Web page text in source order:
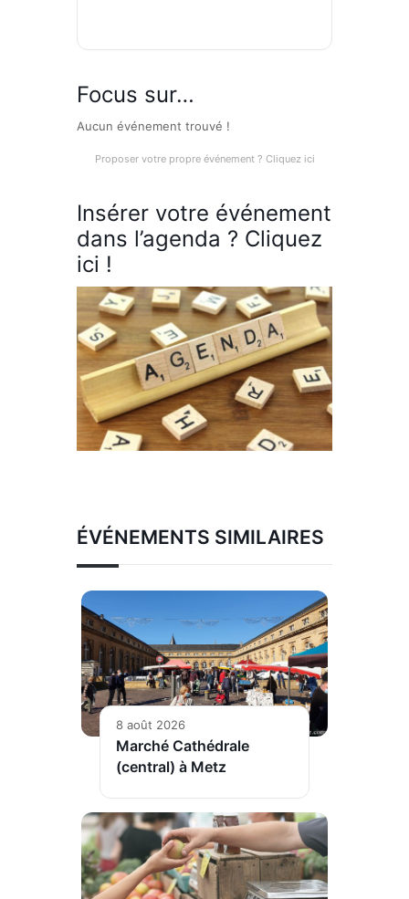
Focus sur…
Aucun événement trouvé !
Proposer votre propre événement ? Cliquez ici
Insérer votre événement
dans l’agenda ? Cliquez
ici !
ÉVÉNEMENTS SIMILAIRES
8 août 2026
Marché Cathédrale
(central) à Metz